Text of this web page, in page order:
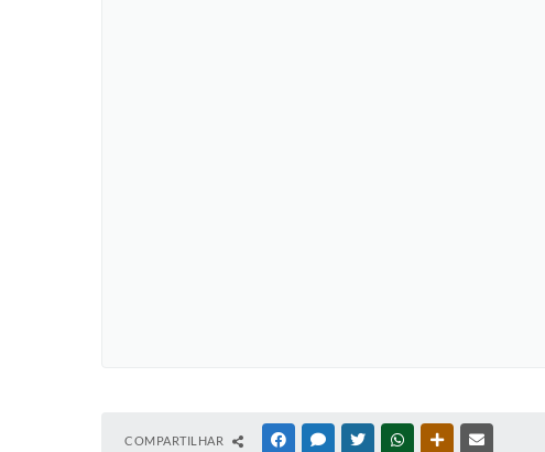
COMPARTILHAR FACEBOOKMESSENGER
TWITTERWHATSAPPOUTRAS MÍDIAS